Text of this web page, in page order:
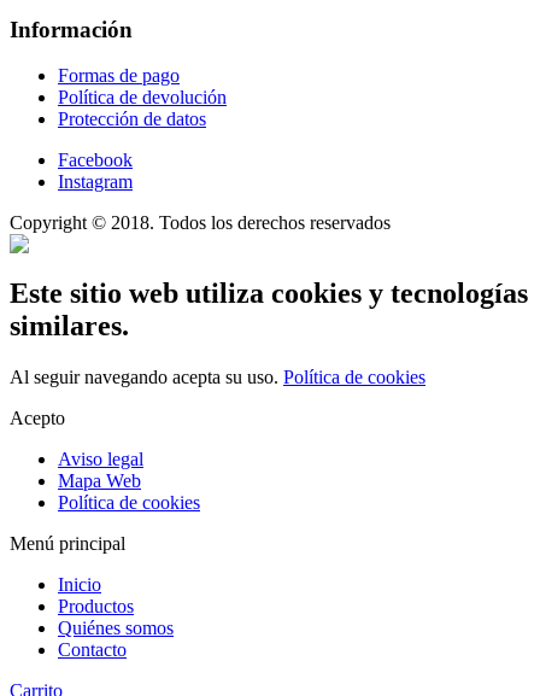
Información
Formas de pago
Política de devolución
Protección de datos
Facebook
Instagram
Copyright © 2018. Todos los derechos reservados
Este sitio web utiliza cookies y tecnologías
similares.
Al seguir navegando acepta su uso. Política de cookies
Acepto
Aviso legal
Mapa Web
Política de cookies
Menú principal
Inicio
Productos
Quiénes somos
Contacto
Carrito